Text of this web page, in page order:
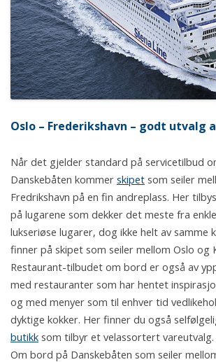
Oslo – Frederikshavn – godt utvalg
Når det gjelder standard på servicetilbud
Danskebåten kommer skipet som seiler
Fredrikshavn på en fin andreplass. Her
på lugarene som dekker det meste fra
lukseriøse lugarer, dog ikke helt av samme
finner på skipet som seiler mellom Oslo og
Restaurant-tilbudet om bord er også av
med restauranter som har hentet
og med menyer som til enhver tid
dyktige kokker. Her finner du også
butikk som tilbyr et velassortert vareutvalg.
Om bord på Danskebåten som seiler